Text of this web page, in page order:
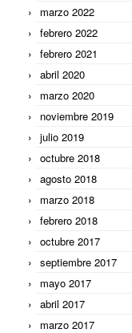
marzo 2022
febrero 2022
febrero 2021
abril 2020
marzo 2020
noviembre 2019
julio 2019
octubre 2018
agosto 2018
marzo 2018
febrero 2018
octubre 2017
septiembre 2017
mayo 2017
abril 2017
marzo 2017